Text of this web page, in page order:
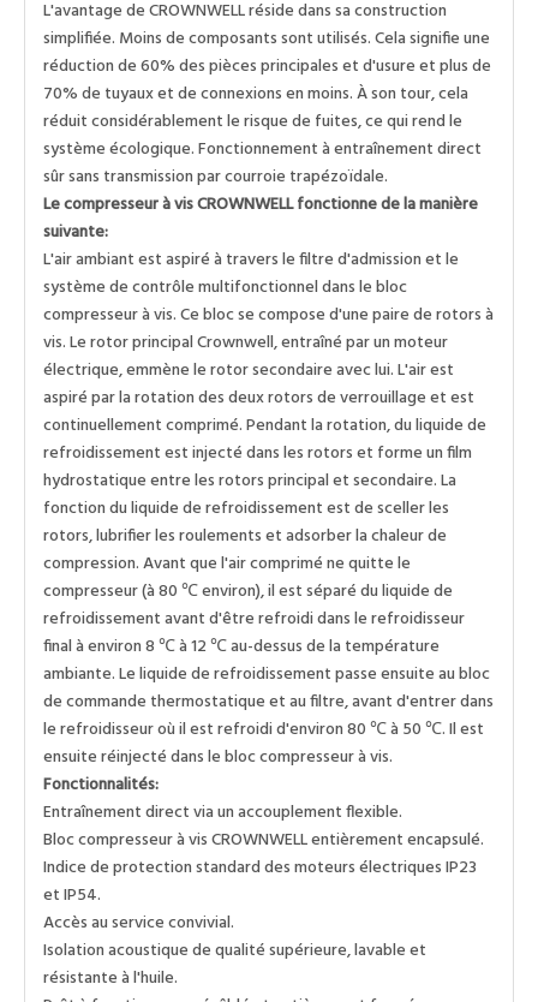
L'avantage de CROWNWELL réside dans sa construction
simplifiée. Moins de composants sont utilisés. Cela signifie une
réduction de 60% des pièces principales et d'usure et plus de
70% de tuyaux et de connexions en moins. À son tour, cela
réduit considérablement le risque de fuites, ce qui rend le
système écologique. Fonctionnement à entraînement direct
sûr sans transmission par courroie trapézoïdale.
Le compresseur à vis CROWNWELL fonctionne de la manière
suivante:
L'air ambiant est aspiré à travers le filtre d'admission et le
système de contrôle multifonctionnel dans le bloc
compresseur à vis. Ce bloc se compose d'une paire de rotors à
vis. Le rotor principal Crownwell, entraîné par un moteur
électrique, emmène le rotor secondaire avec lui. L'air est
aspiré par la rotation des deux rotors de verrouillage et est
continuellement comprimé. Pendant la rotation, du liquide de
refroidissement est injecté dans les rotors et forme un film
hydrostatique entre les rotors principal et secondaire. La
fonction du liquide de refroidissement est de sceller les
rotors, lubrifier les roulements et adsorber la chaleur de
compression. Avant que l'air comprimé ne quitte le
compresseur (à 80 ℃ environ), il est séparé du liquide de
refroidissement avant d'être refroidi dans le refroidisseur
final à environ 8 ℃ à 12 ℃ au-dessus de la température
ambiante. Le liquide de refroidissement passe ensuite au bloc
de commande thermostatique et au filtre, avant d'entrer dans
le refroidisseur où il est refroidi d'environ 80 ℃ à 50 ℃. Il est
ensuite réinjecté dans le bloc compresseur à vis.
Fonctionnalités:
Entraînement direct via un accouplement flexible.
Bloc compresseur à vis CROWNWELL entièrement encapsulé.
Indice de protection standard des moteurs électriques IP23
et IP54.
Accès au service convivial.
Isolation acoustique de qualité supérieure, lavable et
résistante à l'huile.